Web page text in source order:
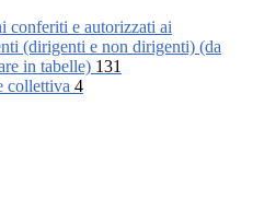
conferiti e autorizzati ai
(dirigenti e non dirigenti) (da
in tabelle) 131
collettiva 4